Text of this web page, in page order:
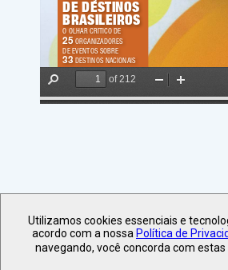
Utilizamos cookies essenciais e
acordo com a nossa Política de
navegando, você concorda com estas